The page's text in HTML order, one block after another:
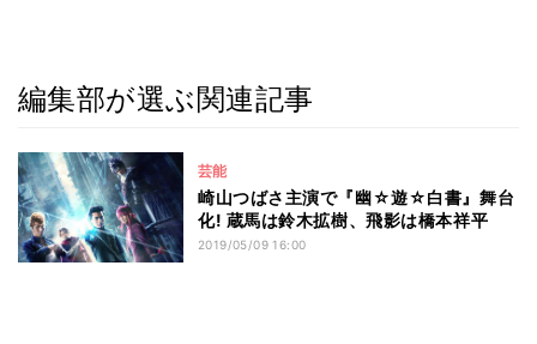
編集部が選ぶ関連記事
芸能
崎山つばさ主演で『幽☆遊☆白書』舞台
化! 蔵馬は鈴木拡樹、飛影は橋本祥平
2019/05/09 16:00